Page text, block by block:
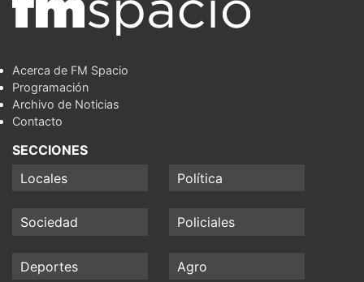
Acerca de FM Spacio
Programación
Archivo de Noticias
Contacto
SECCIONES
Locales
Política
Sociedad Policiales
Deportes Agro